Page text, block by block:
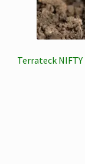
Terrateck